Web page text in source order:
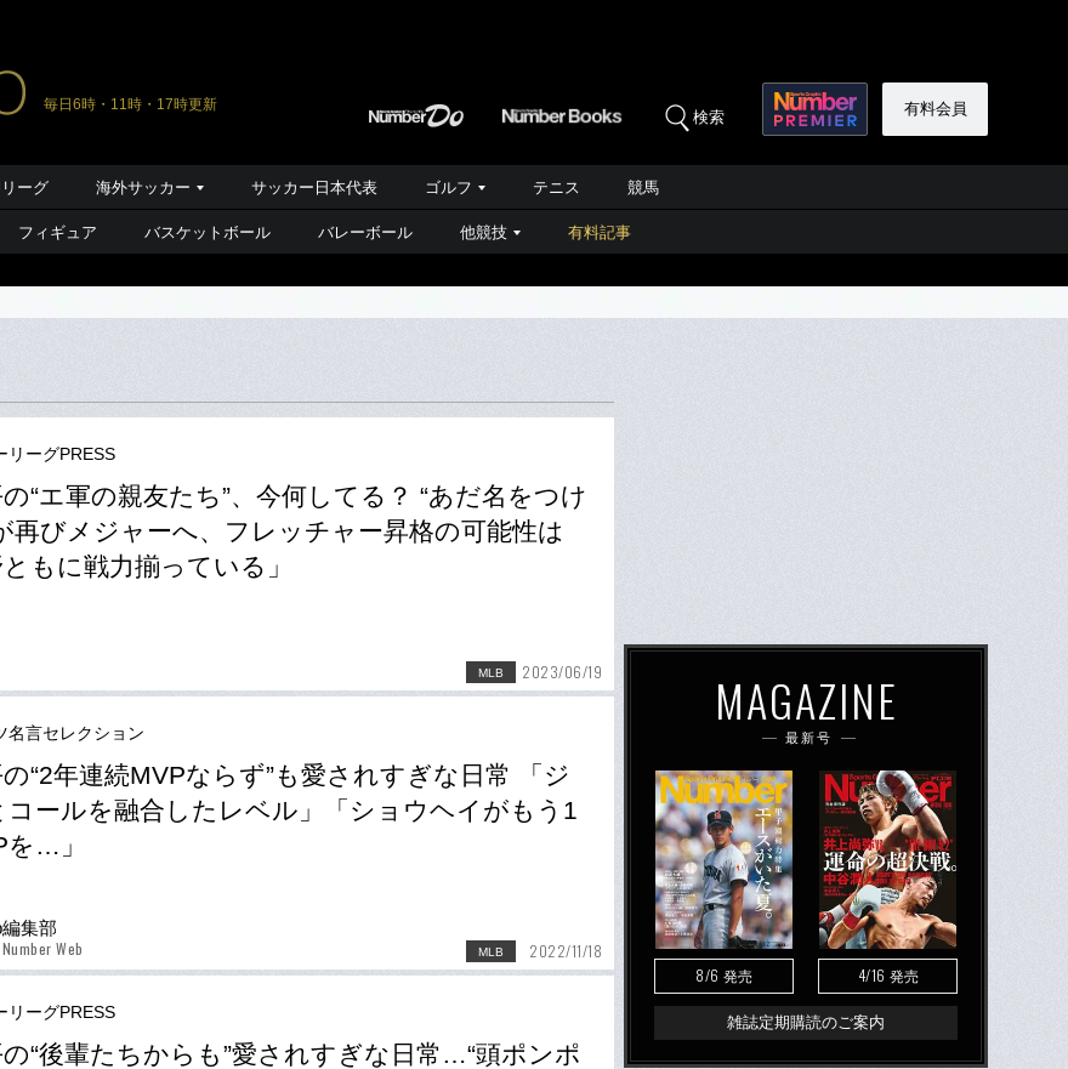
毎日6時・11時・17時更新
検索 有料会員
ーグ 海外サッカー サッカー日本代表 ゴルフ テニス 競馬
フィギュア バスケットボール バレーボール 他競技 有料記事
リーグPRESS
“エ軍の親友たち”、今何してる？ “あだ名をつけ
再びメジャーへ、フレッチャー昇格の可能性は
ともに戦力揃っている」
MLB 2023/06/19
名言セレクション
“2年連続MVPならず”も愛されすぎな日常 「ジ
コールを融合したレベル」「ショウヘイがもう1
を…」
集部
Web MLB
2022/11/18
リーグPRESS
“後輩たちからも”愛されすぎな日常…“頭ポンポ
MAGAZINE
最新号
8/6 発売 4/16 発売
雑誌定期購読のご案内